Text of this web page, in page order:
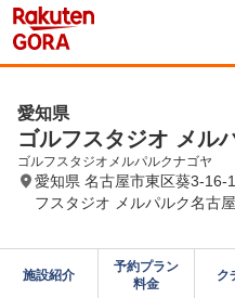
愛知県
ゴルフスタジオ メル
ゴルフスタジオメルパルクナゴヤ
愛知県 名古屋市東区葵3-
フスタジオ メルパルク名古屋
施設紹介
予約プラン
料金
ク